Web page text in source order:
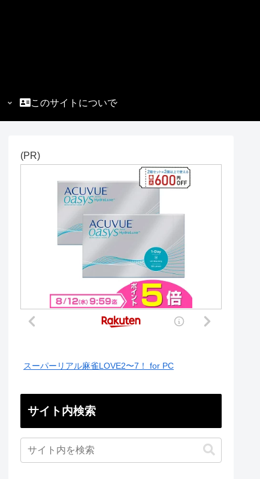
このサイトについて
(PR)
スーパーリアル麻雀LOVE2〜7！ for PC
サイト内検索